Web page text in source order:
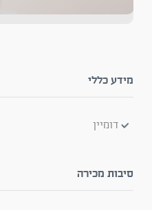
מידע כללי
דומיין
סיבות מכירה